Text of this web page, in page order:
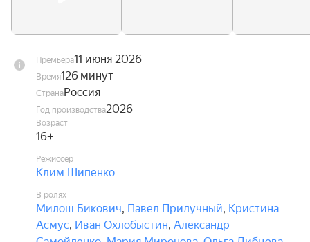
Премьера11 июня 2026
Время126 минут
СтранаРоссия
Год производства2026
Возраст
16+
Режиссёр
Клим Шипенко
В ролях
Милош Бикович, Павел Прилучный, Кристина
Асмус, Иван Охлобыстин, Александр